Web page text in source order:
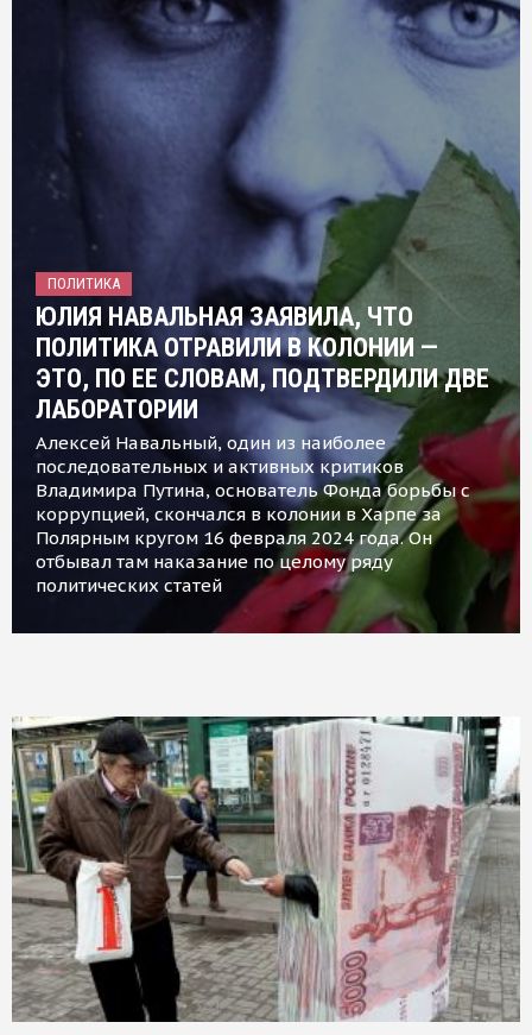
ПОЛИТИКА
ЮЛИЯ НАВАЛЬНАЯ ЗАЯВИЛА, ЧТО
ПОЛИТИКА ОТРАВИЛИ В КОЛОНИИ —
ЭТО, ПО ЕЕ СЛОВАМ, ПОДТВЕРДИЛИ ДВЕ
ЛАБОРАТОРИИ
Алексей Навальный, один из наиболее
последовательных и активных критиков
Владимира Путина, основатель Фонда борьбы с
коррупцией, скончался в колонии в Харпе за
Полярным кругом 16 февраля 2024 года. Он
отбывал там наказание по целому ряду
политических статей